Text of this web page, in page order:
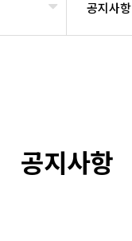
공지사항
공지사항